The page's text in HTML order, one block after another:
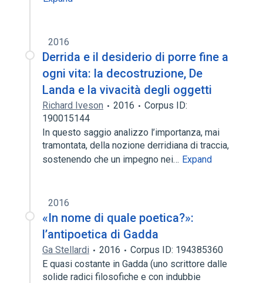
2016
Derrida e il desiderio di porre fine a
ogni vita: la decostruzione, De
Landa e la vivacità degli oggetti
Richard Iveson 2016
Corpus ID:
190015144
In questo saggio analizzo l’importanza, mai
tramontata, della nozione derridiana di traccia,
sostenendo che un impegno nei… Expand
2016
«In nome di quale poetica?»:
l’antipoetica di Gadda
Ga Stellardi 2016
Corpus ID: 194385360
E quasi costante in Gadda (uno scrittore dalle
solide radici filosofiche e con indubbie